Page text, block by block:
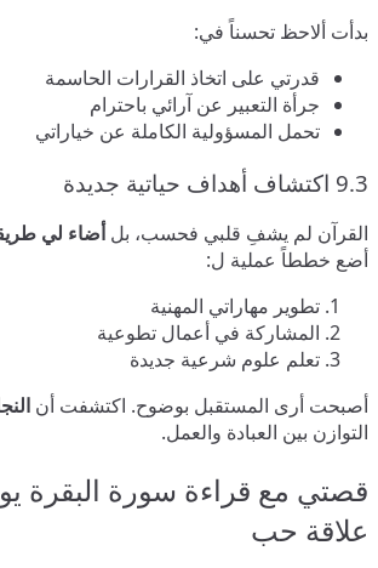
بدأت ألاحظ تحسناً في:
قدرتي على اتخاذ القرارات الحاسمة
جرأة التعبير عن آرائي باحترام
تحمل المسؤولية الكاملة عن خياراتي
9.3 اكتشاف أهداف حياتية جديدة
القرآن لم يشفِ قلبي فحسب، بلأضاء لي
أضع خططاً عملية ل:
تطوير مهاراتي المهنية
المشاركة في أعمال تطوعية
تعلم علوم شرعية جديدة
أصبحت أرى المستقبل بوضوح. اكتشفت أن
التوازن بين العبادة والعمل.
قصتي مع قراءة سورة البقرة
علاقة حب